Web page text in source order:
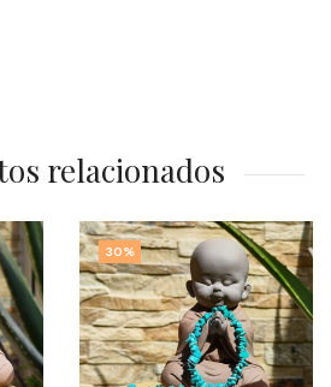
relacionados
30%